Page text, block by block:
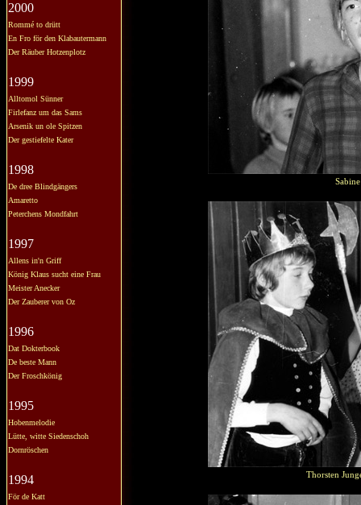
2000
Rommé to drütt
En Fro för den Klabautermann
Der Räuber Hotzenplotz
1999
Alltomol Sünner
Firlefanz um das Sams
Arsenik un ole Spitzen
Der gestiefelte Kater
1998
De dree Blindgängers
Amaretto
Peterchens Mondfahrt
1997
Allens in'n Griff
König Klaus sucht eine Frau
Meister Anecker
Der Zauberer von Oz
1996
Dat Dokterbook
De beste Mann
Der Froschkönig
1995
Hobenmelodie
Lütte, witte Siedenschoh
Dornröschen
1994
För de Katt
Thorsten